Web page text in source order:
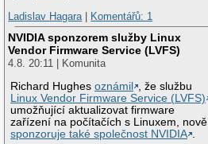
Ladislav Hagara| Komentářů: 1
NVIDIA sponzorem služby Linux
Vendor Firmware Service (LVFS)
4.8. 20:11 | Komunita
Richard Hughesoznámil
, že službu
Linux Vendor Firmware Service (LVFS)
umožňující aktualizovat firmware
zařízení na počítačích s Linuxem, nově
sponzoruje také společnost NVIDIA